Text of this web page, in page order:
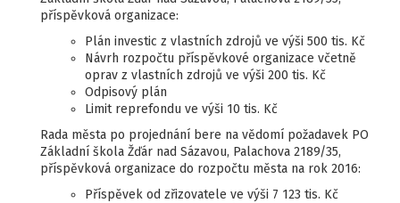
příspěvková organizace:
Plán investic z vlastních zdrojů ve výši 500 tis. Kč
Návrh rozpočtu příspěvkové organizace včetně
oprav z vlastních zdrojů ve výši 200 tis. Kč
Odpisový plán
Limit reprefondu ve výši 10 tis. Kč
Rada města po projednání bere na vědomí požadavek PO
Základní škola Žďár nad Sázavou, Palachova 2189/35,
příspěvková organizace do rozpočtu města na rok 2016:
Příspěvek od zřizovatele ve výši 7 123 tis. Kč